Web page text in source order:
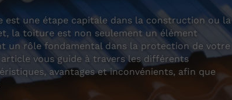
est une étape capitale dans la construction ou la
la toiture est non seulement un élément
un rôle fondamental dans la protection de votre
vous guide à travers les différents
avantages et inconvénients, afin que